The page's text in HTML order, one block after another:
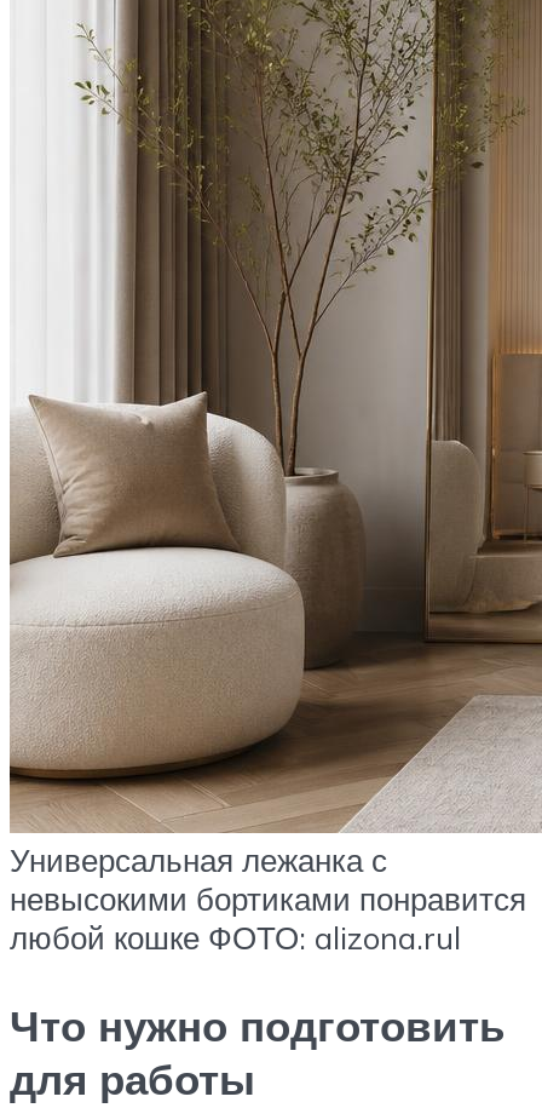
Универсальная лежанка с
невысокими бортиками понравится
любой кошке ФОТО: alizona.rul
Что нужно подготовить
для работы